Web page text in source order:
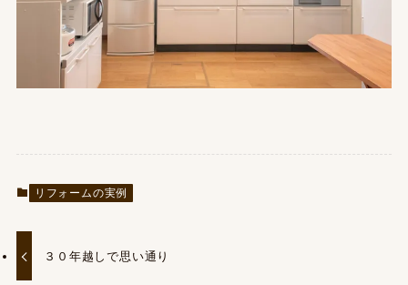
リフォームの実例
３０年越しで思い通り